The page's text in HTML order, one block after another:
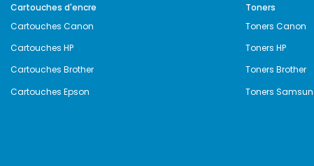
Cartouches d'encre
Cartouches Canon
Cartouches HP
Cartouches Brother
Cartouches Epson
Toners
Toners Canon
Toners HP
Toners Brother
Toners